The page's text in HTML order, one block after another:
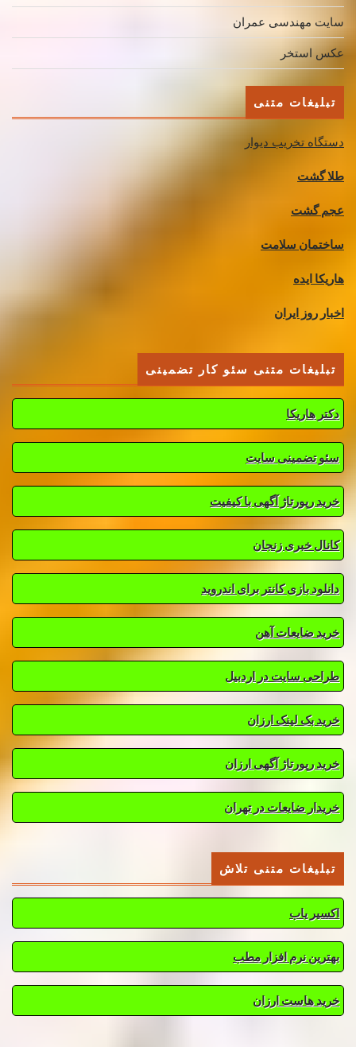
سایت مهندسی عمران
عکس استخر
تبلیغات متنی
دستگاه تخریب دیوار
طلا گشت
عجم گشت
ساختمان سلامت
هاریکا ایده
اخبار روز ایران
تبلیغات متنی سئو کار تضمینی
دکتر هاریکا
سئو تضمینی سایت
خرید رپورتاژ آگهی با کیفیت
کانال خبری زنجان
دانلود بازی کانتر برای اندروید
خرید ضایعات آهن
طراحی سایت در اردبیل
خرید بک لینک ارزان
خرید رپورتاژ آگهی ارزان
خریدار ضایعات در تهران
تبلیغات متنی تلاش
اکسیر یاب
بهترین نرم افزار مطب
خرید هاست ارزان